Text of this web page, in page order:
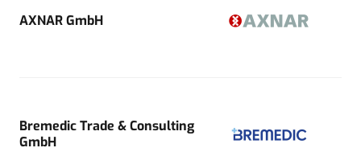
AXNAR GmbH
Bremedic Trade & Consulting
GmbH